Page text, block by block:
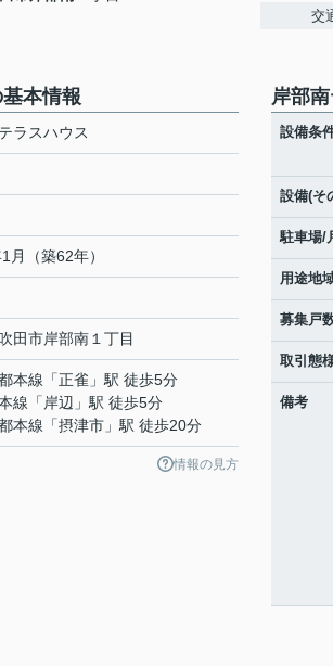
交
本情報
ラスハウス
月（築62年）
吹田市岸部南 １丁目
本線 「正雀 」駅 徒歩5分
線 「 岸辺 」駅 徒歩5分
本線 「摂津市 」駅 徒歩20分
情報の見方
岸部
設備条
設備(そ
駐車場/
用途地
募集戸
取引態
備考